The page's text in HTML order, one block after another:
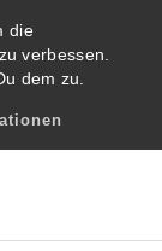
die
verbessen.
dem zu.